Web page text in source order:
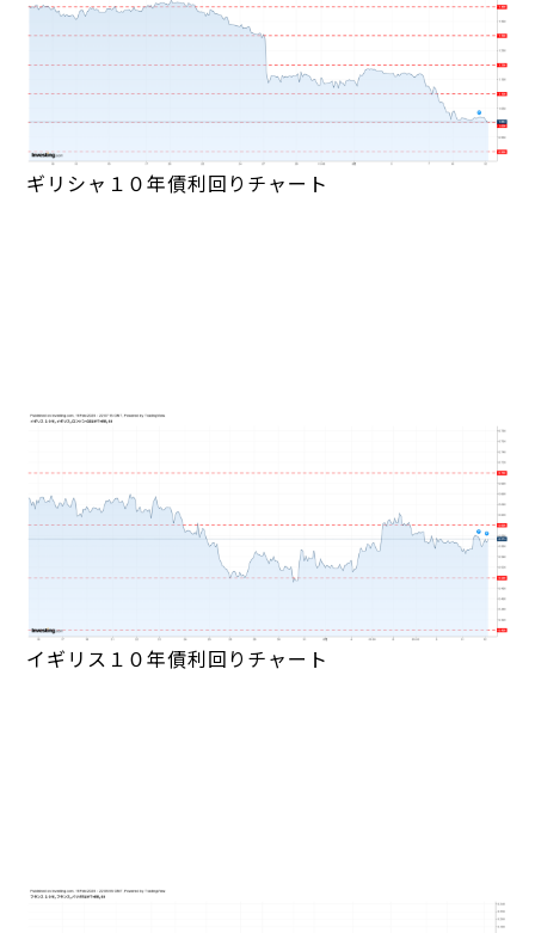
ギリシャ１０年債利回りチャート
イギリス１０年債利回りチャート